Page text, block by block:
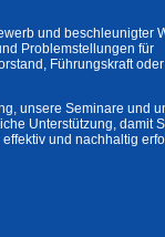
und beschleunigter
Problemstellungen für
Führungskraft oder
unsere Seminare und
Unterstützung, damit
und nachhaltig